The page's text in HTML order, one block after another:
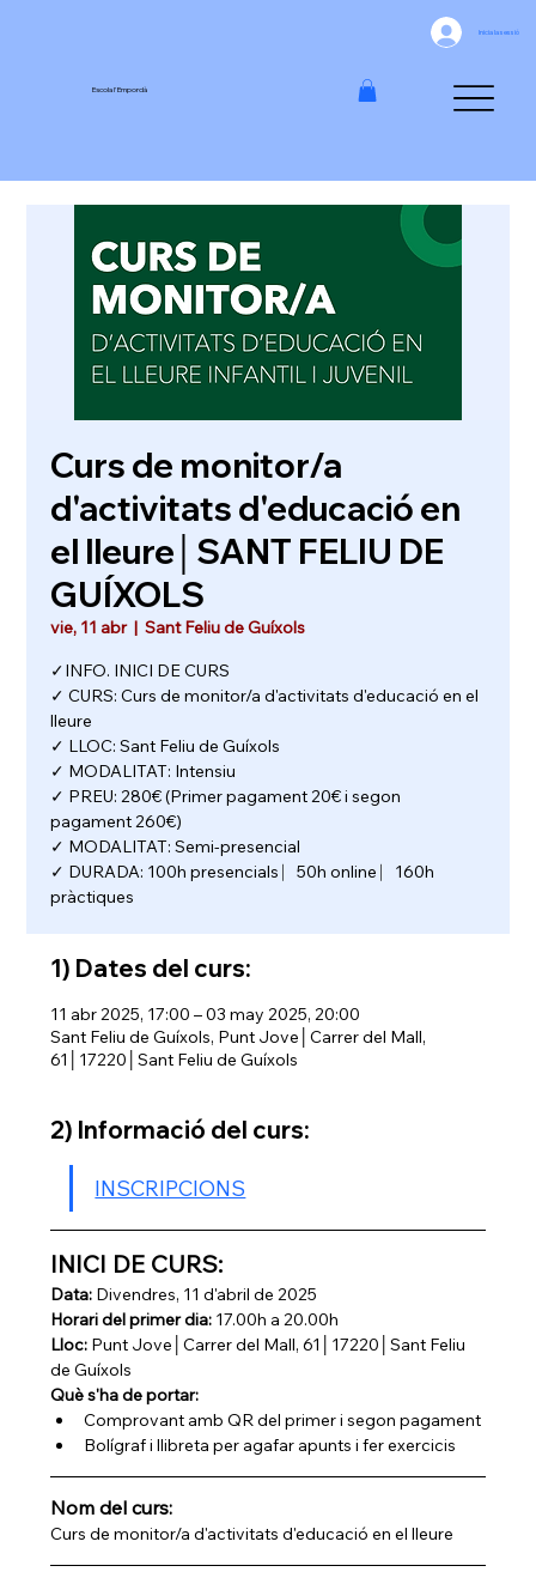
Escola l'Empordà
Inicia la sessió
Curs de monitor/a
d'activitats d'educació en
el lleure│SANT FELIU DE
GUÍXOLS
vie, 11 abr
  |
Sant Feliu de Guíxols
✓INFO. INICI DE CURS
✓ CURS: Curs de monitor/a d'activitats d'educació en el
lleure
✓ LLOC: Sant Feliu de Guíxols
✓ MODALITAT: Intensiu
✓ PREU: 280€ (Primer pagament 20€ i segon
pagament 260€)
✓ MODALITAT: Semi-presencial
✓ DURADA: 100h presencials ⎸50h online ⎸160h
pràctiques
1) Dates del curs:
11 abr 2025, 17:00 – 03 may 2025, 20:00
Sant Feliu de Guíxols, Punt Jove│Carrer del Mall,
61│17220│Sant Feliu de Guíxols
2) Informació del curs:
INSCRIPCIONS
INICI DE CURS:
Data: Divendres, 11 d'abril de 2025
Horari del primer dia: 17.00h a 20.00h
Lloc: Punt Jove│Carrer del Mall, 61│17220│Sant Feliu
de Guíxols
Què s'ha de portar:
Comprovant amb QR del primer i segon pagament
Bolígraf i llibreta per agafar apunts i fer exercicis
Nom del curs:
Curs de monitor/a d'activitats d'educació en el lleure